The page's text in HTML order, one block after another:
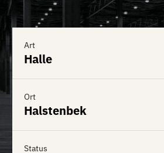
Art
Halle
Ort
Halstenbek
Status